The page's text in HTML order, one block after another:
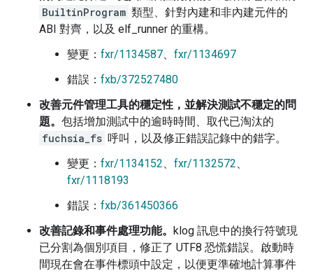
BuiltinProgram 類型、針對內建和非內建元件的
ABI 對齊，以及 elf_runner 的重構。
變更： fxr/1134587、 fxr/1134697
錯誤： fxb/372527480
改善元件管理工具的穩定性，並解決測試不穩定的問
題。 包括增加測試中的逾時時間、取代已淘汰的
fuchsia_fs 呼叫，以及修正錯誤記錄中的錯字。
變更： fxr/1134152、 fxr/1132572、
fxr/1118193
錯誤： fxb/361450366
改善記錄和事件處理功能。 klog 訊息中的換行符號現
已分割為個別項目，修正了 UTF8 恐慌錯誤。啟動時
間現在會在事件標頭中設定，以便更準確地計算事件